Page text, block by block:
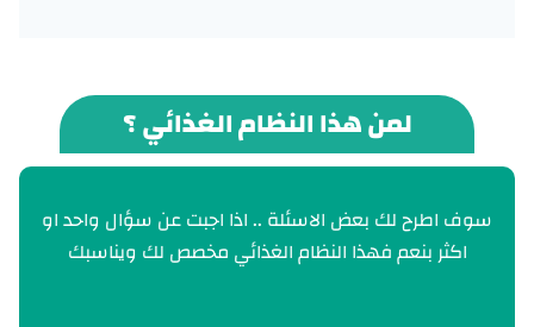
لمن هذا النظام الغذائي ؟
سوف اطرح لك بعض الاسئلة .. اذا اجبت عن سؤال واحد او
اكثر بنعم فهذا النظام الغذائي مخصص لك ويناسبك